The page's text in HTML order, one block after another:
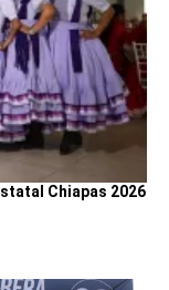
Chiapas 2026